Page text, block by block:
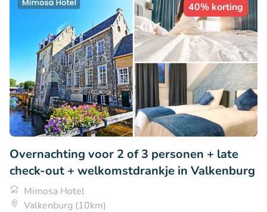
40% korting
Overnachting voor 2 of 3 personen + late
check-out + welkomstdrankje in Valkenburg
Mimosa Hotel
Valkenburg (10km)